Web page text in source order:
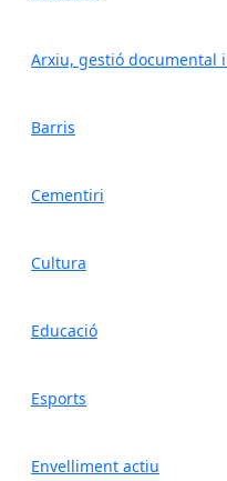
Arxiu, gestió documental
Barris
Cementiri
Cultura
Educació
Esports
Envelliment actiu